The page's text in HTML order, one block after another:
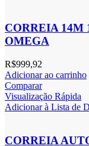
CORREIA 14M
OMEGA
R$999,92
Adicionar ao carrinho
Comparar
Visualização Rápida
Adicionar à Lista de
CORREIA